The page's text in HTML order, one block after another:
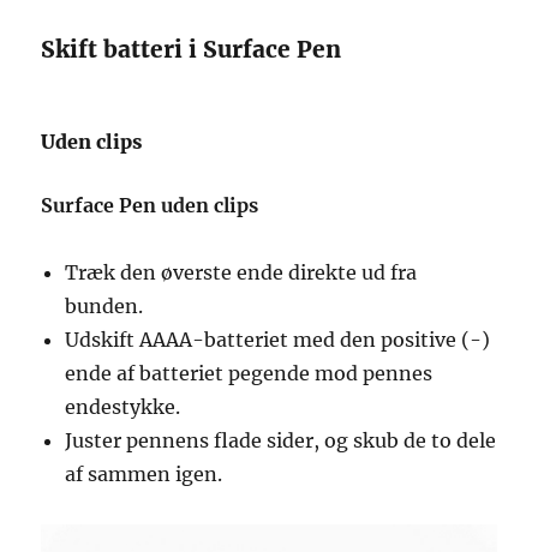
Skift batteri i Surface Pen
Uden clips
Surface Pen uden clips
Træk den øverste ende direkte ud fra
bunden.
Udskift AAAA-batteriet med den positive (-)
ende af batteriet pegende mod pennes
endestykke.
Juster pennens flade sider, og skub de to dele
af sammen igen.